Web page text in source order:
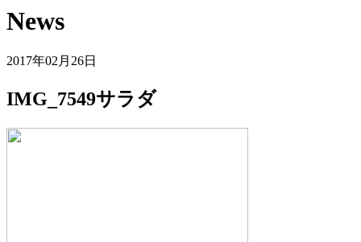
News
2017年02月26日
IMG_7549サラダ